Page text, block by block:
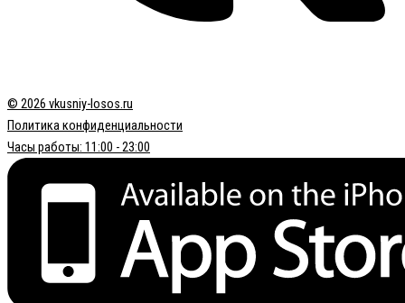
© 2026 vkusniy-losos.ru
Политика конфиденциальности
Часы работы: 11:00 - 23:00